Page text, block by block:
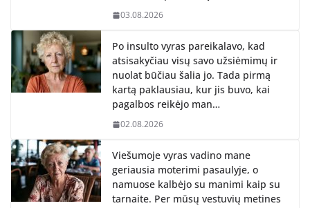
03.08.2026
Po insulto vyras pareikalavo, kad
atsisakyčiau visų savo užsiėmimų ir
nuolat būčiau šalia jo. Tada pirmą
kartą paklausiau, kur jis buvo, kai
pagalbos reikėjo man…
02.08.2026
Viešumoje vyras vadino mane
geriausia moterimi pasaulyje, o
namuose kalbėjo su manimi kaip su
tarnaite. Per mūsų vestuvių metines